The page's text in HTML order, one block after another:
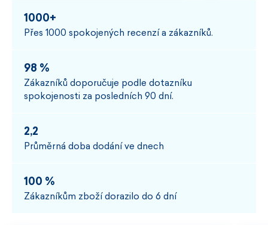
1000+
Přes 1000 spokojených recenzí a zákazníků.
98 %
Zákazníků doporučuje podle dotazníku
spokojenosti za posledních 90 dní.
2,2
Průměrná doba dodání ve dnech
100 %
Zákazníkům zboží dorazilo do 6 dní